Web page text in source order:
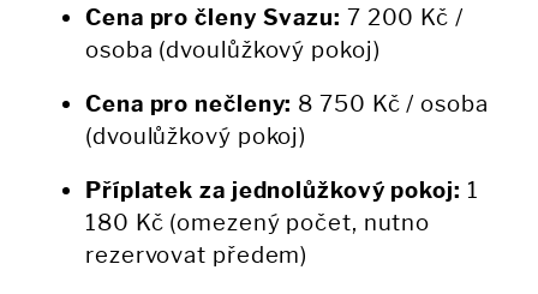
Cena pro členy Svazu: 7 200 Kč /
osoba (dvoulůžkový pokoj)
Cena pro nečleny: 8 750 Kč / osoba
(dvoulůžkový pokoj)
Příplatek za jednolůžkový pokoj: 1
180 Kč (omezený počet, nutno
rezervovat předem)